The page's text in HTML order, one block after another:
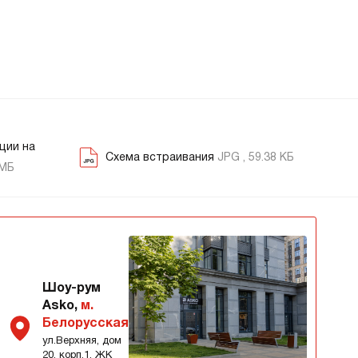
на
Схема встраивания JPG , 59.38 КБ
Шоу-рум
Asko, м.
Белорусская
ул.Верхняя, дом
20, корп.1, ЖК